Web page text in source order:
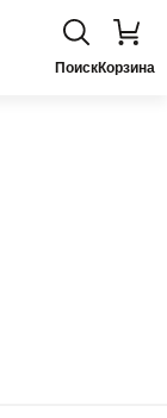
ПоискКорзина